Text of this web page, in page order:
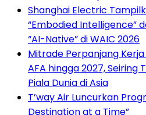
Shanghai Electric
“Embodied Intelligence”
“AI-Native” di WAIC 2026
Mitrade Perpanjang
AFA hingga 2027, Seiring
Piala Dunia di Asia
T’way Air Luncurkan
Destination at a Time”